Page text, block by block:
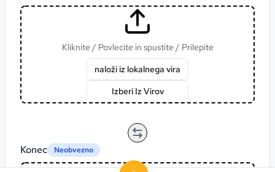
Kliknite / Povlecite in spustite / Prilepite
naloži iz lokalnega vira
Izberi Iz Virov
Konec Neobvezno